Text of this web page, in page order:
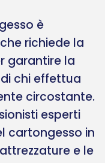
è
richiede la
garantire la
chi effettua
circostante.
esperti
cartongesso in
e le